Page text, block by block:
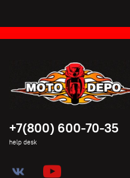
+7(800) 600-70-35
help desk